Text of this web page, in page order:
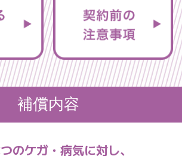
補償内容
のケガ・病気に対し、